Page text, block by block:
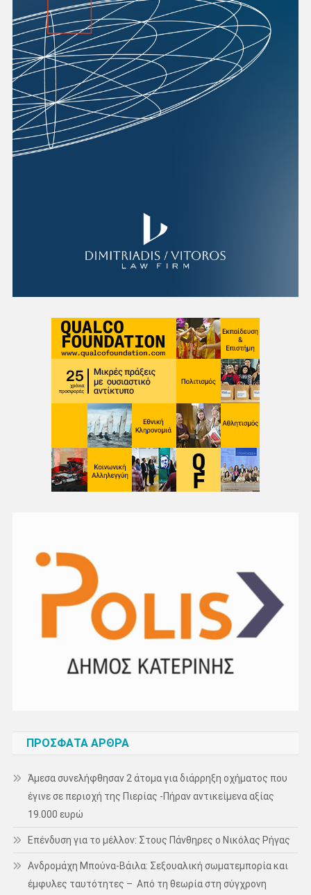
ΠΡΌΣΦΑΤΑ ΆΡΘΡΑ
Άμεσα συνελήφθησαν 2 άτομα για διάρρηξη οχήματος που
έγινε σε περιοχή της Πιερίας -Πήραν αντικείμενα αξίας
19.000 ευρώ
Επένδυση για το μέλλον: Στους Πάνθηρες ο Νικόλας Ρήγας
Ανδρομάχη Μπούνα-Βάιλα: Σεξουαλική σωματεμπορία και
έμφυλες ταυτότητες – Από τη θεωρία στη σύγχρονη